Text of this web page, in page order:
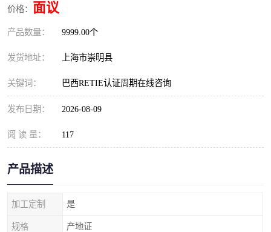
价格： 面议
产品数量： 9999.00个
发货地址： 上海市崇明县
关键词： 巴西RETIE认证周期在线咨询
发布日期： 2026-08-09
阅 读 量： 117
产品描述
加工定制 是
规格 产地证